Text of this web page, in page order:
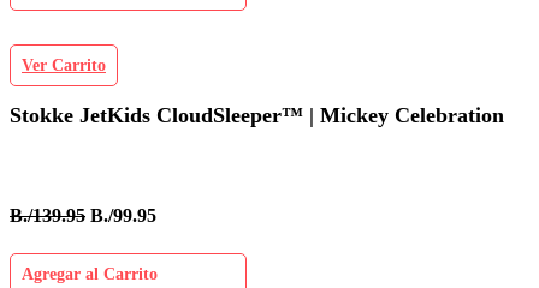
Ver Carrito
Stokke JetKids CloudSleeper™ | Mickey Celebration
B./139.95 B./99.95
Agregar al Carrito